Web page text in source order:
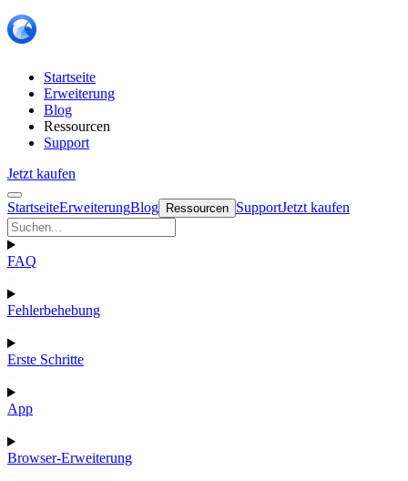
Startseite
Erweiterung
Blog
Ressourcen
Support
Jetzt kaufen
StartseiteErweiterungBlog Ressourcen SupportJetzt kaufen
FAQ
Fehlerbehebung
Erste Schritte
App
Browser-Erweiterung